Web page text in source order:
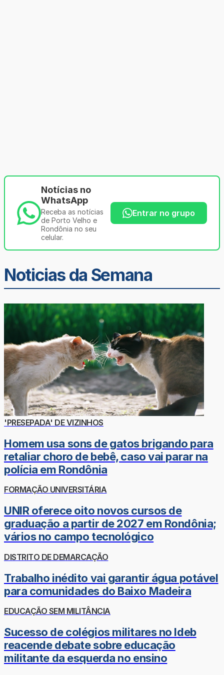
Notícias no
WhatsApp
Receba as notícias
de Porto Velho e
Rondônia no seu
celular.
Entrar no grupo
Noticias da Semana
'PRESEPADA' DE VIZINHOS
Homem usa sons de gatos brigando para
retaliar choro de bebê, caso vai parar na
polícia em Rondônia
FORMAÇÃO UNIVERSITÁRIA
UNIR oferece oito novos cursos de
graduação a partir de 2027 em Rondônia;
vários no campo tecnológico
DISTRITO DE DEMARCAÇÃO
Trabalho inédito vai garantir água potável
para comunidades do Baixo Madeira
EDUCAÇÃO SEM MILITÂNCIA
Sucesso de colégios militares no Ideb
reacende debate sobre educação
militante da esquerda no ensino